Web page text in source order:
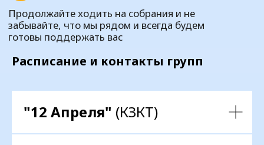
Расписание и контакты групп
"12 Апреля" (КЗКТ)